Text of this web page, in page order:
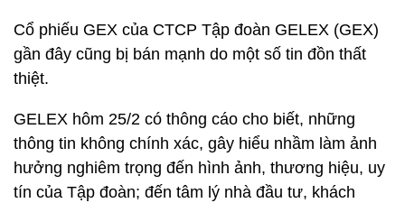
Cổ phiếu GEX của CTCP Tập đoàn GELEX (GEX)
gần đây cũng bị bán mạnh do một số tin đồn thất
thiệt.
GELEX hôm 25/2 có thông cáo cho biết, những
thông tin không chính xác, gây hiểu nhầm làm ảnh
hưởng nghiêm trọng đến hình ảnh, thương hiệu, uy
tín của Tập đoàn; đến tâm lý nhà đầu tư, khách